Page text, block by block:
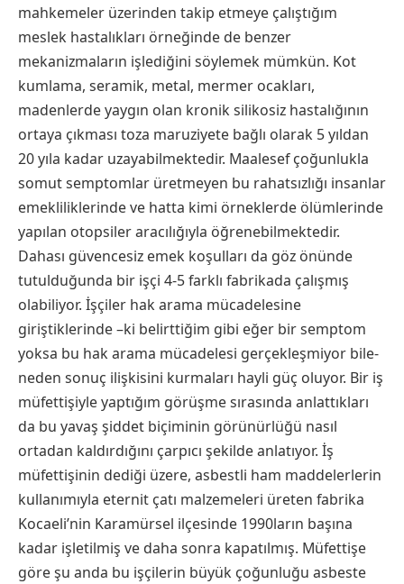
mahkemeler üzerinden takip etmeye çalıştığım
meslek hastalıkları örneğinde de benzer
mekanizmaların işlediğini söylemek mümkün. Kot
kumlama, seramik, metal, mermer ocakları,
madenlerde yaygın olan kronik silikosiz hastalığının
ortaya çıkması toza maruziyete bağlı olarak 5 yıldan
20 yıla kadar uzayabilmektedir. Maalesef çoğunlukla
somut semptomlar üretmeyen bu rahatsızlığı insanlar
emekliliklerinde ve hatta kimi örneklerde ölümlerinde
yapılan otopsiler aracılığıyla öğrenebilmektedir.
Dahası güvencesiz emek koşulları da göz önünde
tutulduğunda bir işçi 4-5 farklı fabrikada çalışmış
olabiliyor. İşçiler hak arama mücadelesine
giriştiklerinde –ki belirttiğim gibi eğer bir semptom
yoksa bu hak arama mücadelesi gerçekleşmiyor bile-
neden sonuç ilişkisini kurmaları hayli güç oluyor. Bir iş
müfettişiyle yaptığım görüşme sırasında anlattıkları
da bu yavaş şiddet biçiminin görünürlüğü nasıl
ortadan kaldırdığını çarpıcı şekilde anlatıyor. İş
müfettişinin dediği üzere, asbestli ham maddelerlerin
kullanımıyla eternit çatı malzemeleri üreten fabrika
Kocaeli’nin Karamürsel ilçesinde 1990ların başına
kadar işletilmiş ve daha sonra kapatılmış. Müfettişe
göre şu anda bu işçilerin büyük çoğunluğu asbeste